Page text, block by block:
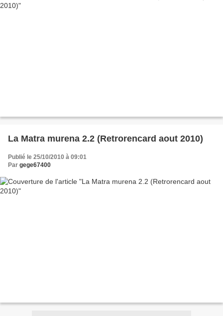
La Matra murena 2.2 (Retrorencard aout 2010)
Publié le 25/10/2010 à 09:01
Par gege67400